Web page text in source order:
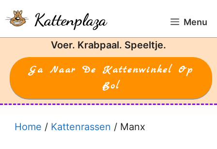
naar
de
Kattenplaza Menu
Voer. Krabpaal. Speeltje.
Ga Naar De Kattenwinkel Op
Bol
Home / Kattenrassen / Manx